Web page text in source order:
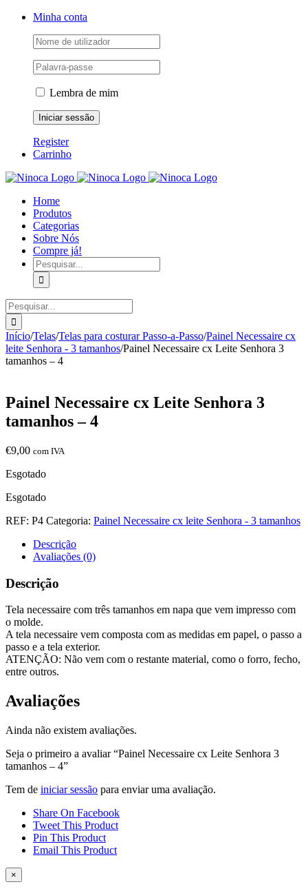
Skip
Facebook
Instagram
YouTubeMinha conta
Lembra de mim
Register
Carrinho
Home
Produtos
Categorias
Sobre Nós
Compre já!
Pesquisar
Pesquisar
Início/Telas/Telas para costurar Passo-a-Passo/Painel Necessaire cx
leite Senhora - 3 tamanhos/Painel Necessaire cx Leite Senhora 3
tamanhos – 4
Painel Necessaire cx Leite Senhora 3
tamanhos – 4
€9,00 com IVA
Esgotado
Esgotado
REF: P4 Categoria: Painel Necessaire cx leite Senhora - 3 tamanhos
Descrição
Avaliações (0)
Descrição
Tela necessaire com três tamanhos em napa que vem impresso com
o molde.
A tela necessaire vem composta com as medidas em papel, o passo a
passo e a tela exterior.
ATENÇÃO: Não vem com o restante material, como o forro, fecho,
entre outros.
Avaliações
Ainda não existem avaliações.
Seja o primeiro a avaliar “Painel Necessaire cx Leite Senhora 3
tamanhos – 4”
Tem de iniciar sessão para enviar uma avaliação.
Share On Facebook
Tweet This Product
Pin This Product
Email This Product
Close
product
×